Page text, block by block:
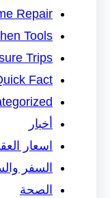
Home Repair
Kitchen Tools
Leisure Trips
Quick Fact
أخبار
اسعار
السفر
الصحة